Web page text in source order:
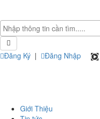
Đăng Ký | Đăng Nhập
Giới Thiệu